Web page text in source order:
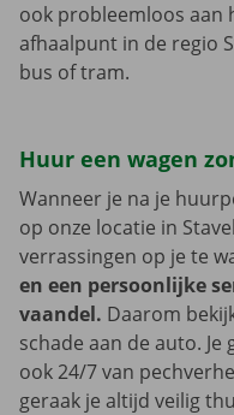
ook probleemloos aan
afhaalpunt in de regio
bus of tram.
Huur een wagen
Wanneer je na je
op onze locatie in
verrassingen op je te
en een persoonlijke
vaandel. Daarom
schade aan de auto.
ook 24/7 van
geraak je altijd veilig